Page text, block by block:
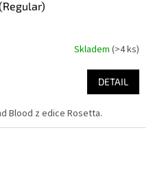
Skladem (>4 ks)
DETAIL
Blood z edice Rosetta.